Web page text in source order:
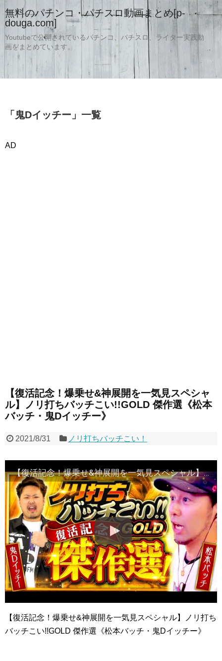
無料のパチンコ・パチスロ動画まとめ[p-
douga.com]
Youtubeで公開されているパチンコ、パチスロ、ライター実践動
画をまとめています。
「 鬼Dイッチー 」 一覧
AD
【復活記念！爆乗せ&神展開を一気見スペシャ
ル】ノリ打ちバッチこい!!GOLD 傑作選《松本
バッチ・鬼Dイッチー》
2021/8/31 ノリ打ちバッチこい！
【復活記念！爆乗せ&神展開を一気見スペシャル】ノリ打ちバッチこい!!GOLD 傑作選《松本バッチ・鬼Dイッチー》［パチスロ・スロット・パチンコ］
【復活記念！爆乗せ&神展開を一気見スペシャル】ノリ打ち
バッチこい!!GOLD 傑作選《松本バッチ・鬼Dイッチー》